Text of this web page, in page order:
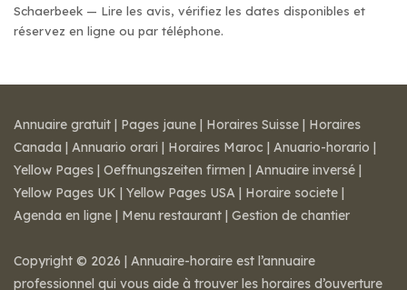
Schaerbeek — Lire les avis, vérifiez les dates disponibles et
réservez en ligne ou par téléphone.
Annuaire gratuit | Pages jaune | Horaires Suisse | Horaires
Canada | Annuario orari | Horaires Maroc | Anuario-horario |
Yellow Pages | Oeffnungszeiten firmen | Annuaire inversé |
Yellow Pages UK | Yellow Pages USA | Horaire societe |
Agenda en ligne | Menu restaurant | Gestion de chantier
Copyright © 2026 | Annuaire-horaire est l’annuaire
professionnel qui vous aide à trouver les horaires d’ouverture